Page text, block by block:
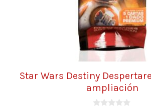
Star Wars Destiny
ampliación